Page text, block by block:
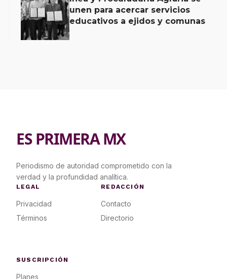
unen para acercar servicios
educativos a ejidos y comunas
ES PRIMERA MX
Periodismo de autoridad comprometido con la
verdad y la profundidad analítica.
LEGAL
Privacidad
Términos
REDACCIÓN
Contacto
Directorio
SUSCRIPCIÓN
Planes